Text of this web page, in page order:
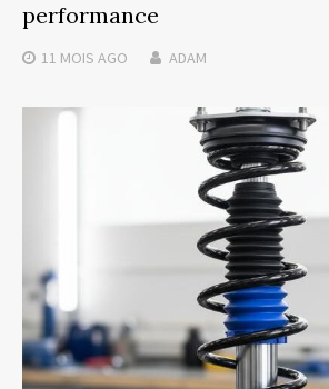
performance
11 MOIS AGO ADAM